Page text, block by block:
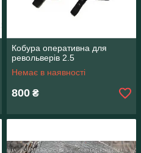
Кобура оперативна для
револьверів 2.5
Немає в наявності
800 ₴